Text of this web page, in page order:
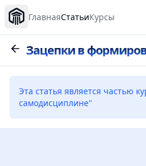
ГлавнаяСтатьиКурсы
Зацепки в
Эта статья является частью
самодисциплине"